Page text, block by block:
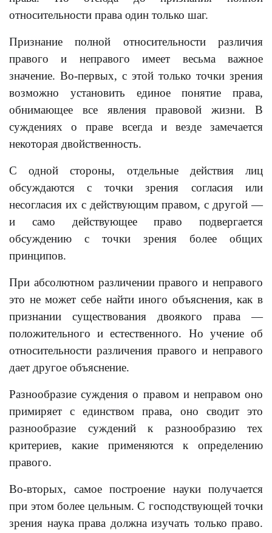
относительности права один только шаг.
Признание полной относительности различия
правого и неправого имеет весьма важное
значение. Во-первых, с этой только точки зрения
возможно установить единое понятие права,
обнимающее все явления правовой жизни. В
суждениях о праве всегда и везде замечается
некоторая двойственность.
С одной стороны, отдельные действия лиц
обсуждаются с точки зрения согласия или
несогласия их с действующим правом, с другой —
и само действующее право подвергается
обсуждению с точки зрения более общих
принципов.
При абсолютном различении правого и неправого
это не может себе найти иного объяснения, как в
признании существования двоякого права —
положительного и естественного. Но учение об
относительности различения правого и неправого
дает другое объяснение.
Разнообразие суждения о правом и неправом оно
примиряет с единством права, оно сводит это
разнообразие суждений к разнообразию тех
критериев, какие применяются к определению
правого.
Во-вторых, самое построение науки получается
при этом более цельным. С господствующей точки
зрения наука права должна изучать только право.